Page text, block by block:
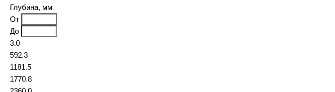
Глубина, мм
От
До
3.0
592.3
1181.5
1770.8